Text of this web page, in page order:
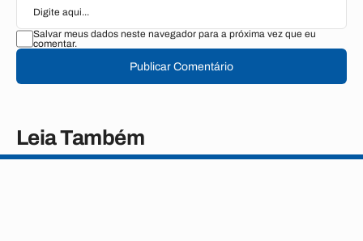
Salvar meus dados neste navegador para a próxima vez que eu
comentar.
Publicar Comentário
Leia Também